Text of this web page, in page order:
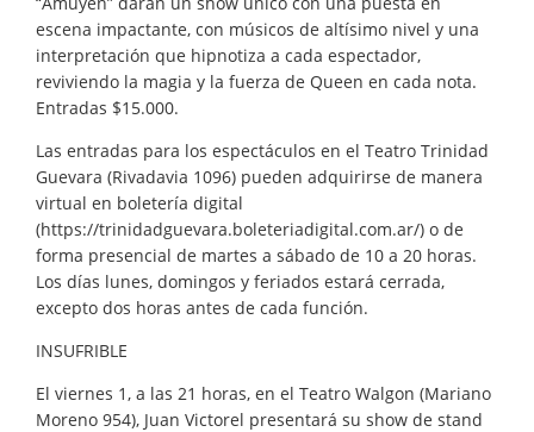
escena impactante, con músicos de altísimo nivel y una
interpretación que hipnotiza a cada espectador,
reviviendo la magia y la fuerza de Queen en cada nota.
Entradas $15.000.
Las entradas para los espectáculos en el Teatro Trinidad
Guevara (Rivadavia 1096) pueden adquirirse de manera
virtual en boletería digital
(https://trinidadguevara.boleteriadigital.com.ar/) o de
forma presencial de martes a sábado de 10 a 20 horas.
Los días lunes, domingos y feriados estará cerrada,
excepto dos horas antes de cada función.
INSUFRIBLE
El viernes 1, a las 21 horas, en el Teatro Walgon (Mariano
Moreno 954), Juan Victorel presentará su show de stand